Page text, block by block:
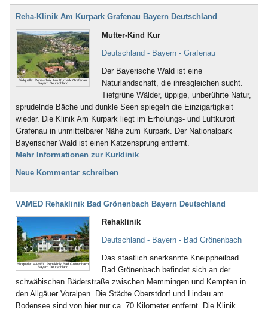
Reha-Klinik Am Kurpark Grafenau Bayern Deutschland
Bildquelle: Reha-Klinik Am Kurpark Grafenau
Bayern Deutschland
Mutter-Kind Kur
Deutschland - Bayern - Grafenau
Der Bayerische Wald ist eine
Naturlandschaft, die ihresgleichen sucht.
Tiefgrüne Wälder, üppige, unberührte Natur,
sprudelnde Bäche und dunkle Seen spiegeln die Einzigartigkeit
wieder. Die Klinik Am Kurpark liegt im Erholungs- und Luftkurort
Grafenau in unmittelbarer Nähe zum Kurpark. Der Nationalpark
Bayerischer Wald ist einen Katzensprung entfernt.
Mehr Informationen zur Kurklinik
Neue Kommentar schreiben
VAMED Rehaklinik Bad Grönenbach Bayern Deutschland
Bildquelle: VAMED Rehaklinik Bad Grönenbach
Bayern Deutschland
Rehaklinik
Deutschland - Bayern - Bad Grönenbach
Das staatlich anerkannte Kneippheilbad
Bad Grönenbach befindet sich an der
schwäbischen Bäderstraße zwischen Memmingen und Kempten in
den Allgäuer Voralpen. Die Städte Oberstdorf und Lindau am
Bodensee sind von hier nur ca. 70 Kilometer entfernt. Die Klinik